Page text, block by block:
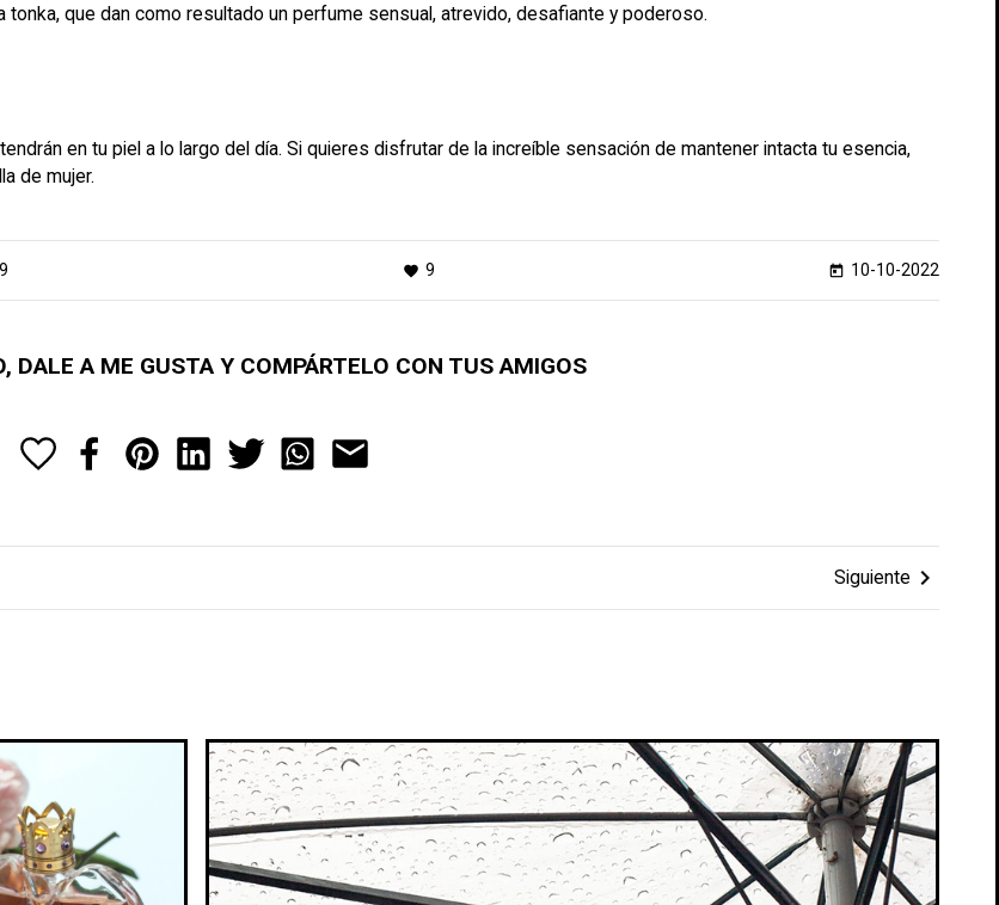
tonka, que dan como resultado un perfume sensual, atrevido, desafiante y poderoso.
en tu piel a lo largo del día. Si quieres disfrutar de la increíble sensación de mantener intacta tu esencia,
de mujer.
favorite 9 today 10-10-2022
DALE A ME GUSTA Y COMPÁRTELO CON TUS AMIGOS
Siguiente chevron_right